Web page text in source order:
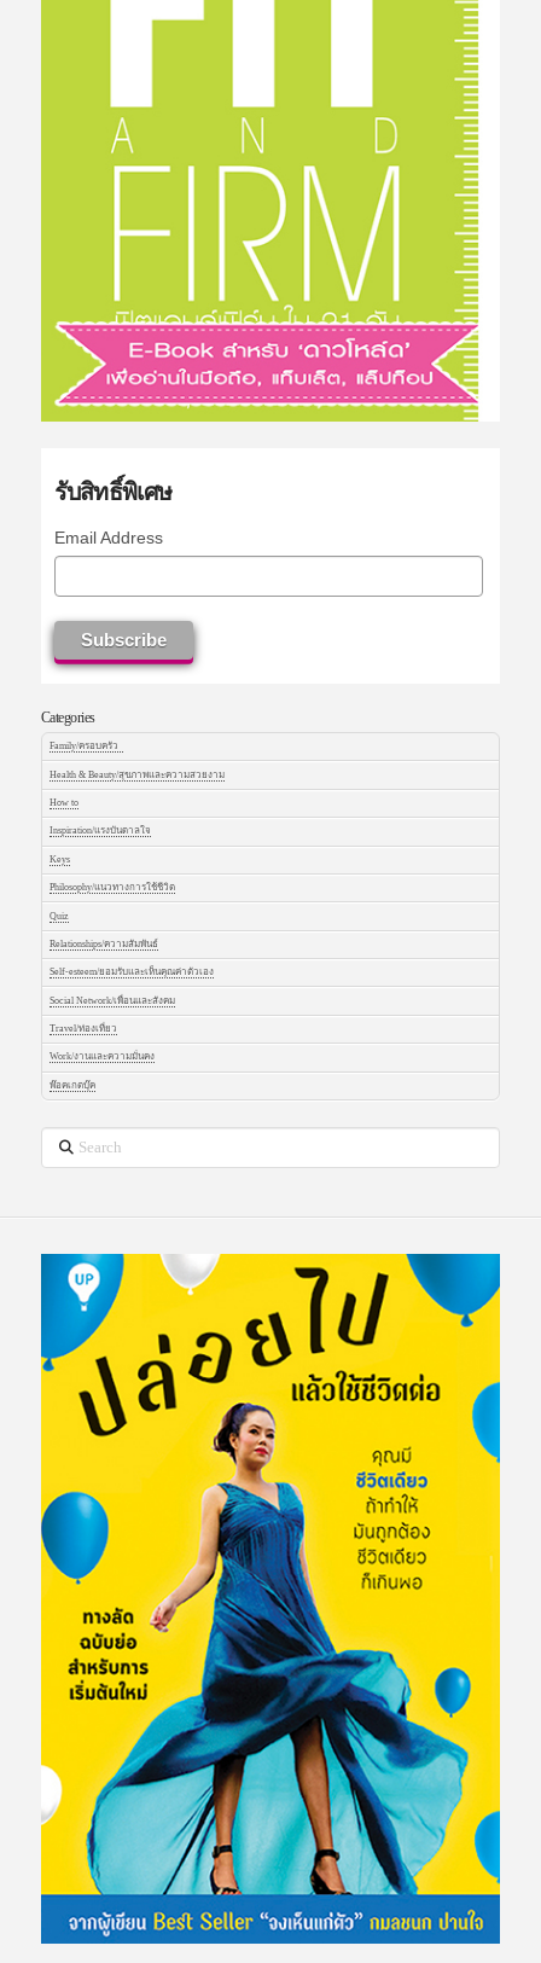
รับสิทธิ์พิเศษ
Email Address
Categories
Family/ครอบครัว
Health & Beauty/สุขภาพและความสวยงาม
How to
Inspiration/แรงบันดาลใจ
Keys
Philosophy/แนวทางการใช้ชีวิต
Quiz
Relationships/ความสัมพันธ์
Self-esteem/ยอมรับและเห็นคุณค่าตัวเอง
Social Network/เพื่อนและสังคม
Travel/ท่องเที่ยว
Work/งานและความมั่นคง
พ๊อคเกตบุ๊ค